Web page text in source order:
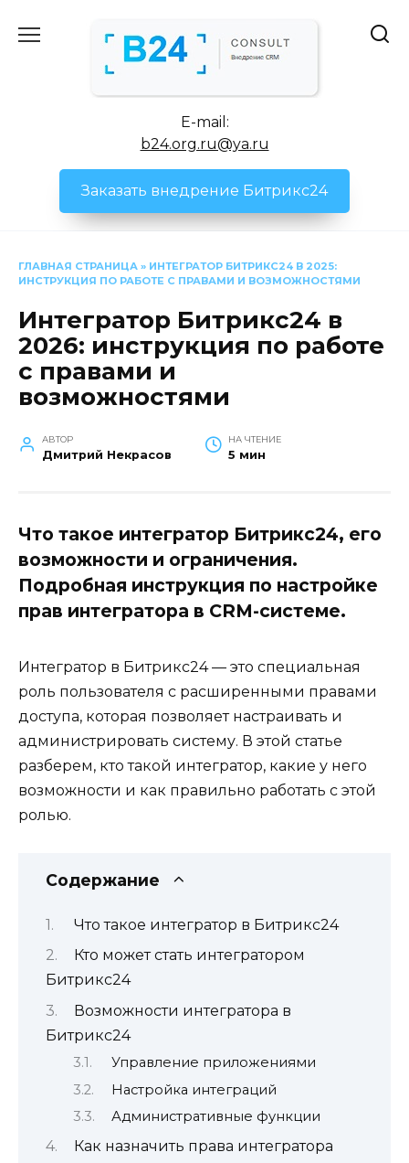
E-mail:
b24.org.ru@ya.ru
Заказать внедрение Битрикс24
ГЛАВНАЯ СТРАНИЦА » ИНТЕГРАТОР БИТРИКС24 В 2025:
ИНСТРУКЦИЯ ПО РАБОТЕ С ПРАВАМИ И ВОЗМОЖНОСТЯМИ
Интегратор Битрикс24 в
2026: инструкция по работе
с правами и
возможностями
АВТОР
Дмитрий Некрасов
НА ЧТЕНИЕ
5 мин
Что такое интегратор Битрикс24, его
возможности и ограничения.
Подробная инструкция по настройке
прав интегратора в CRM-системе.
Интегратор в Битрикс24 — это специальная
роль пользователя с расширенными правами
доступа, которая позволяет настраивать и
администрировать систему. В этой статье
разберем, кто такой интегратор, какие у него
возможности и как правильно работать с этой
ролью.
Содержание
Что такое интегратор в Битрикс24
Кто может стать интегратором
Битрикс24
Возможности интегратора в
Битрикс24
Управление приложениями
Настройка интеграций
Административные функции
Как назначить права интегратора